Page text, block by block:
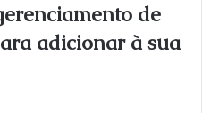
de
adicionar à sua